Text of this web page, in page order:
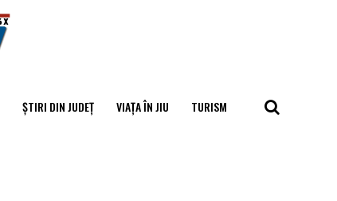
ȘTIRI DIN JUDEȚ VIAȚA ÎN JIU TURISM